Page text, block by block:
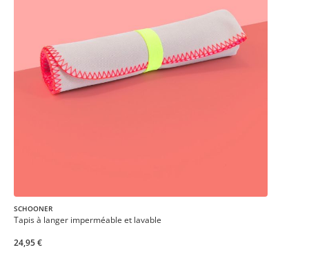
SCHOONER
Tapis à langer imperméable et lavable
24,95 €